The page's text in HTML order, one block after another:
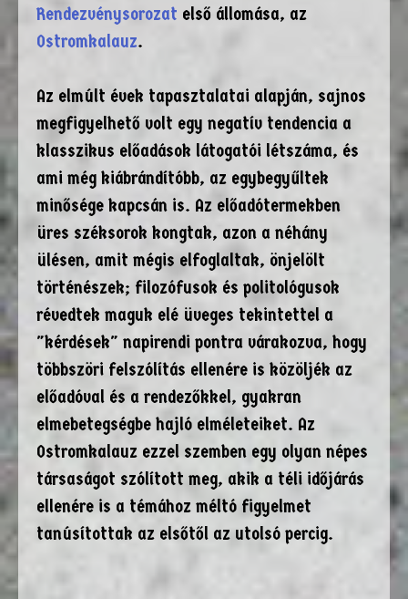
Rendezvénysorozat első állomása, az
Ostromkalauz.
Az elmúlt évek tapasztalatai alapján, sajnos
megfigyelhető volt egy negatív tendencia a
klasszikus előadások látogatói létszáma, és
ami még kiábrándítóbb, az egybegyűltek
minősége kapcsán is. Az előadótermekben
üres széksorok kongtak, azon a néhány
ülésen, amit mégis elfoglaltak, önjelölt
történészek; filozófusok és politológusok
révedtek maguk elé üveges tekintettel a
"kérdések" napirendi pontra várakozva, hogy
többszöri felszólítás ellenére is közöljék az
előadóval és a rendezőkkel, gyakran
elmebetegségbe hajló elméleteiket. Az
Ostromkalauz ezzel szemben egy olyan népes
társaságot szólított meg, akik a téli időjárás
ellenére is a témához méltó figyelmet
tanúsítottak az elsőtől az utolsó percig.